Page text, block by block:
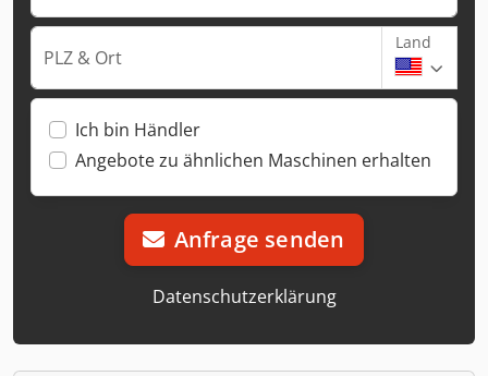
PLZ & Ort
Land
Ich bin Händler
Angebote zu ähnlichen Maschinen erhalten
Anfrage senden
Datenschutzerklärung